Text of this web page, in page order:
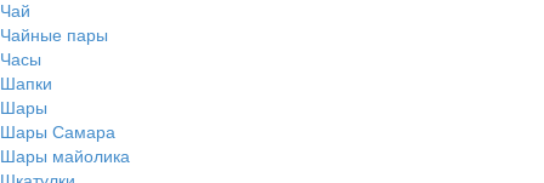
Чай
Чайные пары
Часы
Шапки
Шары
Шары Самара
Шары майолика